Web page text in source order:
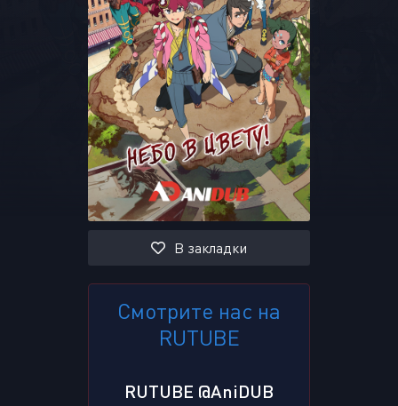
Запомнить
ВОЙТИ НА САЙТ
Регистрация Восстановить пароль
Или войти через
В закладки
Смотрите нас на
RUTUBE
RUTUBE @AniDUB